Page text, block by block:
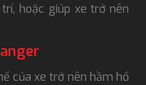
hoặc giúp xe trở nên
của xe trở nên hầm hố